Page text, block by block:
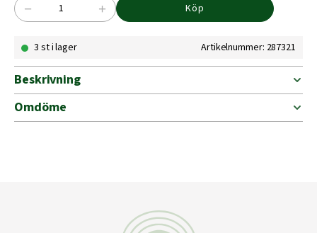
METALLEXPANDER
FZB
mängd
− + Köp
3 st i lager Artikelnummer: 287321
Beskrivning
Omdöme